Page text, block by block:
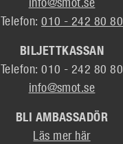
Telefon:010 - 242 80 80
BILJETTKASSAN
Telefon: 010 - 242 80 80
info@smot.se
BLI AMBASSADÖR
Läs mer här